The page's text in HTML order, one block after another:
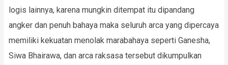
logis lainnya, karena mungkin ditempat itu dipandang
angker dan penuh bahaya maka seluruh arca yang dipercaya
memiliki kekuatan menolak marabahaya seperti Ganesha,
Siwa Bhairawa, dan arca raksasa tersebut dikumpulkan